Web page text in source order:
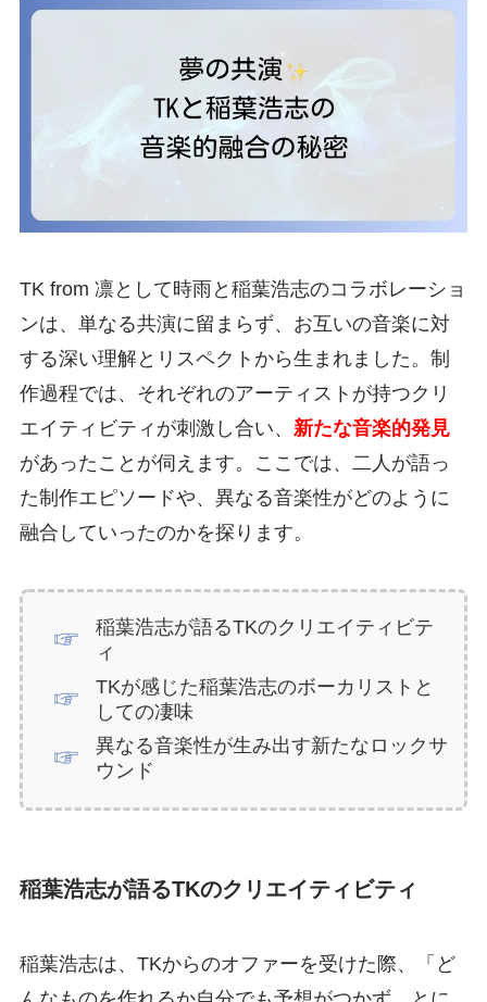
TK from 凛として時雨と稲葉浩志のコラボレーショ
ンは、単なる共演に留まらず、お互いの音楽に対
する深い理解とリスペクトから生まれました。制
作過程では、それぞれのアーティストが持つクリ
エイティビティが刺激し合い、 新たな音楽的発見
があったことが伺えます。ここでは、二人が語っ
た制作エピソードや、異なる音楽性がどのように
融合していったのかを探ります。
稲葉浩志が語るTKのクリエイティビテ
ィ
TKが感じた稲葉浩志のボーカリストと
しての凄味
異なる音楽性が生み出す新たなロックサ
ウンド
稲葉浩志が語るTKのクリエイティビティ
稲葉浩志は、TKからのオファーを受けた際、「ど